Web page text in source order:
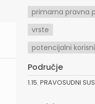
primarna pravna
vrste
potencijalni
Područje
1.15. PRAVOSUDNI